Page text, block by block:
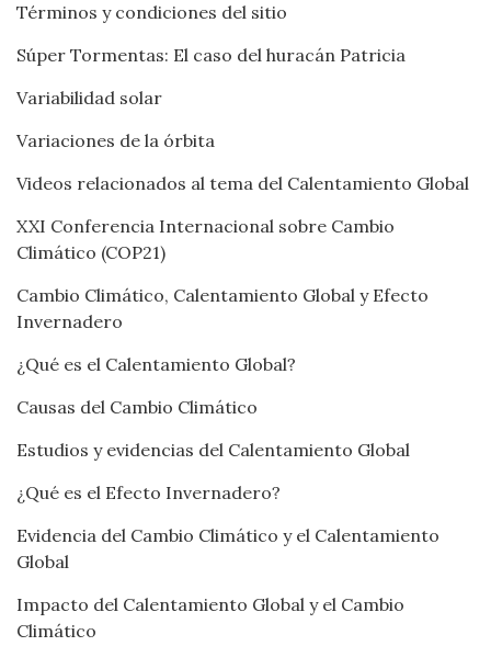
Términos y condiciones del sitio
Súper Tormentas: El caso del huracán Patricia
Variabilidad solar
Variaciones de la órbita
Videos relacionados al tema del Calentamiento Global
XXI Conferencia Internacional sobre Cambio
Climático (COP21)
Cambio Climático, Calentamiento Global y Efecto
Invernadero
¿Qué es el Calentamiento Global?
Causas del Cambio Climático
Estudios y evidencias del Calentamiento Global
¿Qué es el Efecto Invernadero?
Evidencia del Cambio Climático y el Calentamiento
Global
Impacto del Calentamiento Global y el Cambio
Climático